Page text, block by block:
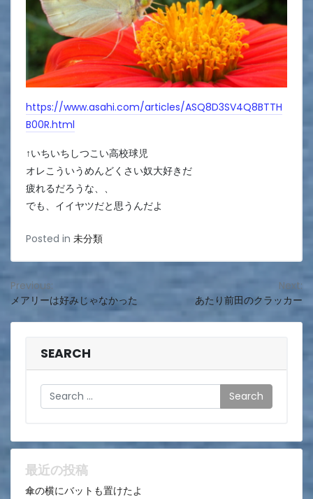
https://www.asahi.com/articles/ASQ8D3SV4Q8BTTH
B00R.html
↑いちいちしつこい高校球児
オレこういうめんどくさい奴大好きだ
疲れるだろうな、、
でも、イイヤツだと思うんだよ
Posted in 未分類
投
稿
ョ
ン
Previous:
メアリーは好みじゃなかった
Next:
あたり前田のクラッカー
SEARCH
Search
最近の投稿
傘の横にバットも置けたよ